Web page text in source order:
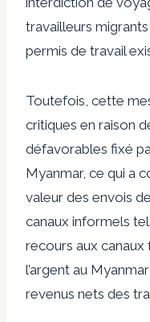
travailleurs
permis de travail
Toutefois, cette
critiques en raison
défavorables fixé
Myanmar, ce qui a
valeur des envois
canaux informels
recours aux
l’argent au
revenus nets des